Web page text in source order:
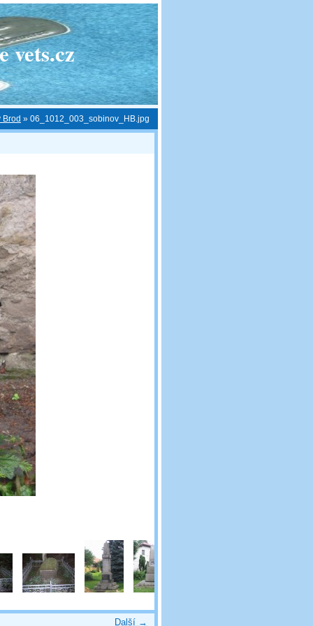
vets.cz
Brod » 06_1012_003_sobinov_HB.jpg
Další →